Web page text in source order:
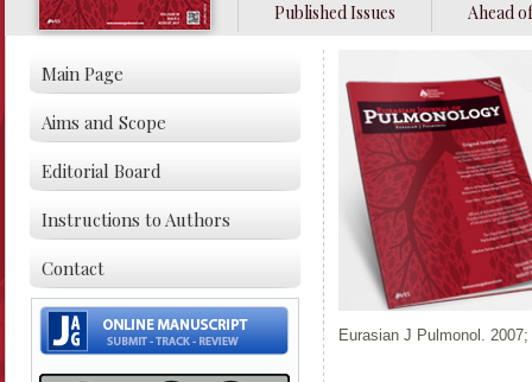
Published Issues Ahead
Main Page
Aims and Scope
Editorial Board
Instructions to Authors
Contact
Eurasian J Pulmonol. 2007;